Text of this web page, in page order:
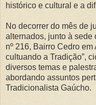
histórico e cultural e a
No decorrer do mês de
alternados, junto à sede
nº 216, Bairro Cedro
cultuando a Tradição”,
diversos temas e
abordando assuntos
Tradicionalista Gaúcho.